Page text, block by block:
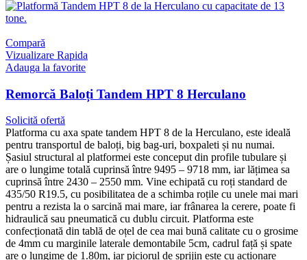
Compară
Vizualizare Rapida
Adauga la favorite
Remorcă Baloți Tandem HPT 8 Herculano
Solicită ofertă
Platforma cu axa spate tandem HPT 8 de la Herculano, este ideală
pentru transportul de baloți, big bag-uri, boxpaleti și nu numai.
Șasiul structural al platformei este conceput din profile tubulare și
are o lungime totală cuprinsă între 9495 – 9718 mm, iar lățimea sa
cuprinsă între 2430 – 2550 mm. Vine echipată cu roți standard de
435/50 R19.5, cu posibilitatea de a schimba roțile cu unele mai mari
pentru a rezista la o sarcină mai mare, iar frânarea la cerere, poate fi
hidraulică sau pneumatică cu dublu circuit. Platforma este
confecționată din tablă de oțel de cea mai bună calitate cu o grosime
de 4mm cu marginile laterale demontabile 5cm, cadrul față și spate
are o lungime de 1.80m, iar piciorul de sprijin este cu acționare